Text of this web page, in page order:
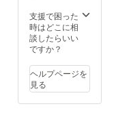
支援で困った
時はどこに相
談したらいい
ですか？
ヘルプページを
見る